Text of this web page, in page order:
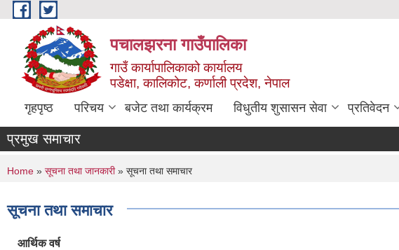
Skip to main content
पचालझरना गाउँपालिका
गाउँ कार्यापालिकाको कार्यालय
पडेक्षा, कालिकोट, कर्णाली प्रदेश, नेपाल
गृहपृष्ठ परिचय बजेट तथा कार्यक्रम विधुतीय शुसासन सेवा प्रतिवेदन
प्रमुख समाचार
You are here
Home » सूचना तथा जानकारी» सूचना तथा समाचार
सूचना तथा समाचार
आर्थिक वर्ष